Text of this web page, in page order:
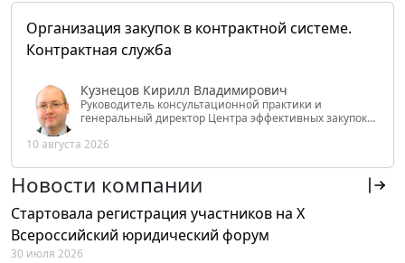
Организация закупок в контрактной системе.
Контрактная служба
Кузнецов Кирилл Владимирович
Руководитель консультационной практики и
генеральный директор Центра эффективных закупок
РФ
10 августа 2026
Новости компании
Стартовала регистрация участников на X
Всероссийский юридический форум
30 июля 2026